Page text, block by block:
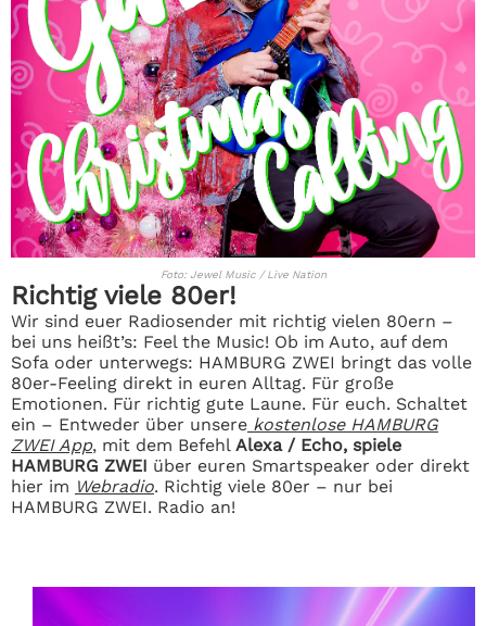
Foto: Jewel Music / Live Nation
Richtig viele 80er!
Wir sind euer Radiosender mit richtig vielen 80ern –
bei uns heißt’s: Feel the Music! Ob im Auto, auf dem
Sofa oder unterwegs: HAMBURG ZWEI bringt das volle
80er-Feeling direkt in euren Alltag. Für große
Emotionen. Für richtig gute Laune. Für euch. Schaltet
ein – Entweder über unsere kostenlose HAMBURG
ZWEI App, mit dem Befehl Alexa / Echo, spiele
HAMBURG ZWEI über euren Smartspeaker oder direkt
hier im Webradio. Richtig viele 80er – nur bei
HAMBURG ZWEI. Radio an!